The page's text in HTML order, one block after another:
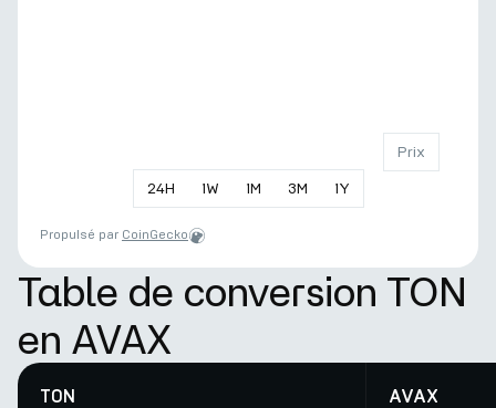
24H 1W 1M 3M 1Y
Prix
Propulsé par CoinGecko
Table de conversion TON
en AVAX
TON AVAX